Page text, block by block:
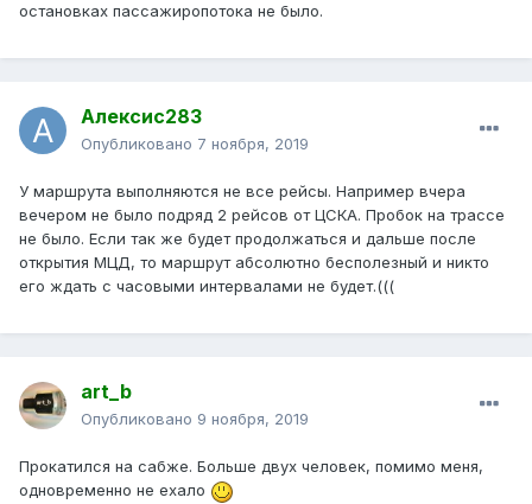
остановках пассажиропотока не было.
Алексис283
Опубликовано 7 ноября, 2019
У маршрута выполняются не все рейсы. Например вчера
вечером не было подряд 2 рейсов от ЦСКА. Пробок на трассе
не было. Если так же будет продолжаться и дальше после
открытия МЦД, то маршрут абсолютно бесполезный и никто
его ждать с часовыми интервалами не будет.(((
art_b
Опубликовано 9 ноября, 2019
Прокатился на сабже. Больше двух человек, помимо меня,
одновременно не ехало